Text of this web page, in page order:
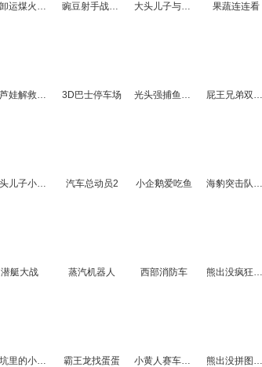
装卸运煤火车3 豌豆射手战僵尸 大头儿子与小头爸爸 果蔬连连看
葫芦娃解救爷爷 3D巴士停车场 光头强捕鱼达人 屁王兄弟双人版
大头儿子小头爸爸森林大冒险 汽车总动员2 小企鹅爱吃鱼 海豹突击队之军事战役4
潜艇大战 蒸汽机器人 西部消防车 熊出没疯狂大乱斗
水坑里的小猪3 霸王龙找蛋蛋 小黄人赛车找轮胎 熊出没拼图DIY